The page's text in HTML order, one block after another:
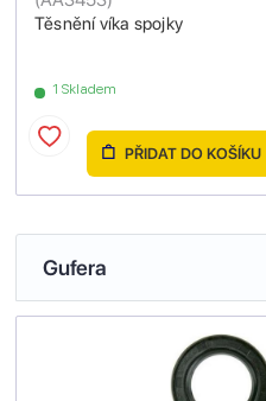
Těsnění víka spojky
1 Skladem
PŘIDAT DO KOŠÍKU
Gufera